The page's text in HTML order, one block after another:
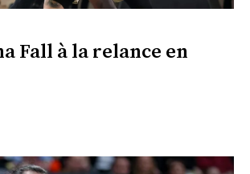
Fall à la relance en